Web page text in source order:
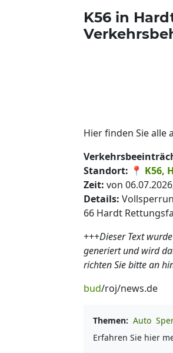
K56 in
Hier finden Sie alle
Standort: 📍 K56,
Zeit: von
Details:
66 Hardt
+++Dieser Text
generiert und wird
richten Sie bitte an
bud/roj/news.de
Themen: Auto
Erfahren Sie hier